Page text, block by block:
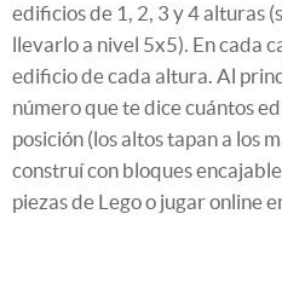
edificios de 1, 2, 3 y 4 alturas
llevarlo a nivel 5x5). En cada
edificio de cada altura. Al
número que te dice cuántos
posición (los altos tapan a los
construí con bloques
piezas de Lego o jugar online